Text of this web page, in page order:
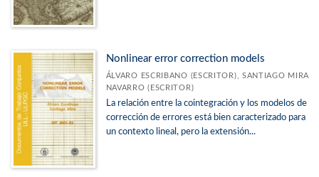
Nonlinear error correction models
ÁLVARO ESCRIBANO (ESCRITOR), SANTIAGO MIRA
NAVARRO (ESCRITOR)
La relación entre la cointegración y los modelos de
corrección de errores está bien caracterizado para
un contexto lineal, pero la extensión...